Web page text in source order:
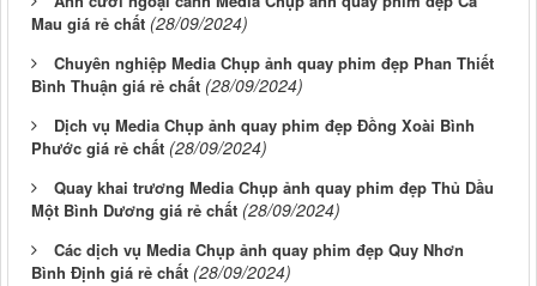
Mau giá rẻ chất (28/09/2024)
Chuyên nghiệp Media Chụp ảnh quay phim đẹp Phan Thiết
Bình Thuận giá rẻ chất (28/09/2024)
Dịch vụ Media Chụp ảnh quay phim đẹp Đồng Xoài Bình
Phước giá rẻ chất (28/09/2024)
Quay khai trương Media Chụp ảnh quay phim đẹp Thủ Dầu
Một Bình Dương giá rẻ chất (28/09/2024)
Các dịch vụ Media Chụp ảnh quay phim đẹp Quy Nhơn
Bình Định giá rẻ chất (28/09/2024)